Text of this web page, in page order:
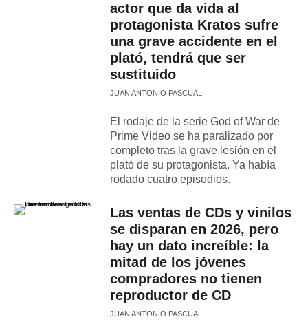
actor que da vida al
protagonista Kratos sufre
una grave accidente en el
plató, tendrá que ser
sustituido
JUAN ANTONIO PASCUAL
El rodaje de la serie God of War de
Prime Video se ha paralizado por
completo tras la grave lesión en el
plató de su protagonista. Ya había
rodado cuatro episodios.
Las ventas de CDs y vinilos
se disparan en 2026, pero
hay un dato increíble: la
mitad de los jóvenes
compradores no tienen
reproductor de CD
JUAN ANTONIO PASCUAL